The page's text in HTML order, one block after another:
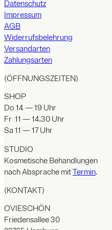
Datenschutz
Impressum
AGB
Widerrufsbelehrung
Versandarten
Zahlungsarten
(ÖFFNUNGSZEITEN)
SHOP
Do 14 — 19 Uhr
Fr 11 — 14.30 Uhr
Sa 11 — 17 Uhr
STUDIO
Kosmetische Behandlungen
nach Absprache mitTermin.
(KONTAKT)
OVIESCHÖN
Friedensallee 30